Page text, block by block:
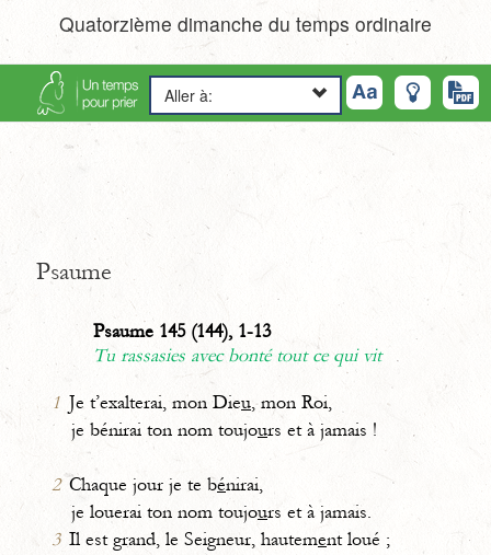
Quatorzième dimanche du temps ordinaire
Aller à:
Psaume
Psaume 145 (144), 1-13
Tu rassasies avec bonté tout ce qui vit
1 Je t’exalterai, mon Dieu, mon Roi,
je bénirai ton nom toujours et à jamais !
2 Chaque jour je te bénirai,
je louerai ton nom toujours et à jamais.
3 Il est grand, le Seigneur, hautement loué ;